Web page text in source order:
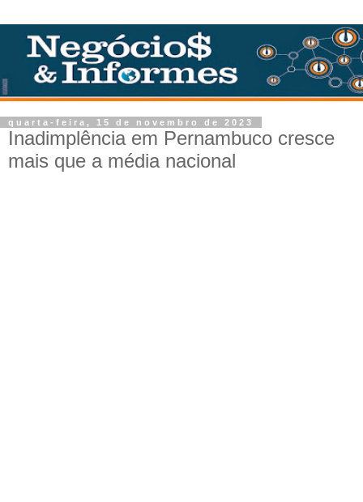
quarta-feira, 15 de novembro de 2023
Inadimplência em Pernambuco cresce
mais que a média nacional